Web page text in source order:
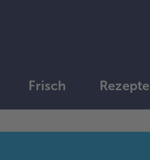
Frisch Rezepte